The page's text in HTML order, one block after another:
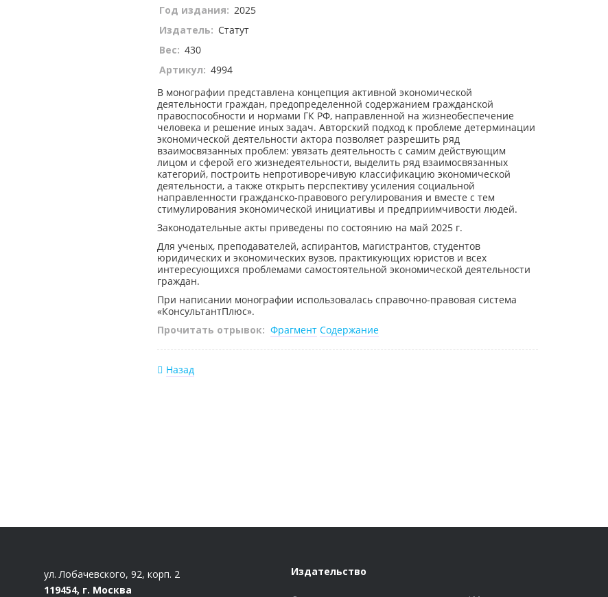
Год издания: 2025
Издатель: Статут
Вес: 430
Артикул: 4994
В монографии представлена концепция активной экономической
деятельности граждан, предопределенной содержанием гражданской
правоспособности и нормами ГК РФ, направленной на жизнеобеспечение
человека и решение иных задач. Авторский подход к проблеме детерминации
экономической деятельности актора позволяет разрешить ряд
взаимосвязанных проблем: увязать деятельность с самим действующим
лицом и сферой его жизнедеятельности, выделить ряд взаимосвязанных
категорий, построить непротиворечивую классификацию экономической
деятельности, а также открыть перспективу усиления социальной
направленности гражданско-правового регулирования и вместе с тем
стимулирования экономической инициативы и предприимчивости людей.
Законодательные акты приведены по состоянию на май 2025 г.
Для ученых, преподавателей, аспирантов, магистрантов, студентов
юридических и экономических вузов, практикующих юристов и всех
интересующихся проблемами самостоятельной экономической деятельности
граждан.
При написании монографии использовалась справочно-правовая система
«КонсультантПлюс».
Прочитать отрывок: Фрагмент Содержание
Назад
ул. Лобачевского, 92, корп. 2
119454, г. Москва
Издательство